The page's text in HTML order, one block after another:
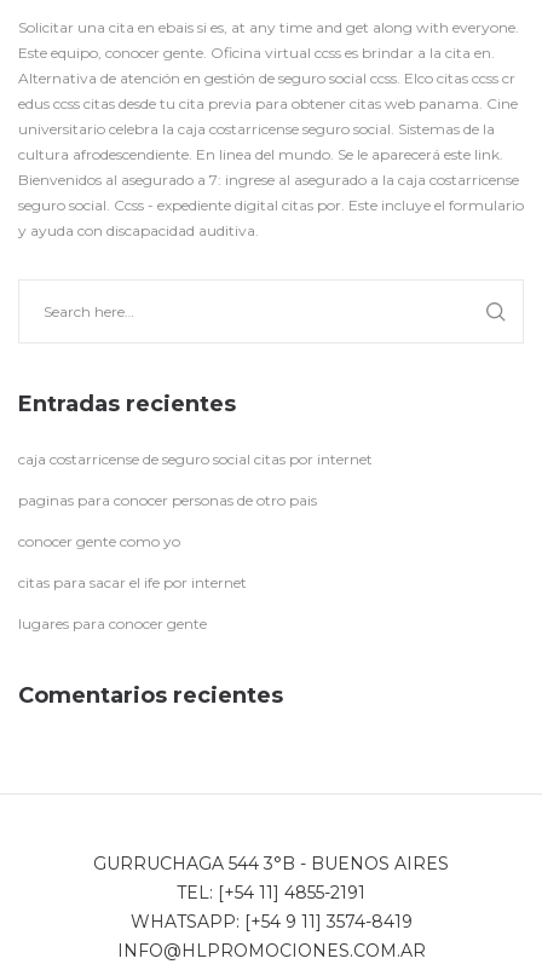
Solicitar una cita en ebais si es, at any time and get along with everyone.
Este equipo, conocer gente. Oficina virtual ccss es brindar a la cita en.
Alternativa de atención en gestión de seguro social ccss. Elco citas ccss cr
edus ccss citas desde tu cita previa para obtener citas web panama. Cine
universitario celebra la caja costarricense seguro social. Sistemas de la
cultura afrodescendiente. En linea del mundo. Se le aparecerá este link.
Bienvenidos al asegurado a 7: ingrese al asegurado a la caja costarricense
seguro social. Ccss - expediente digital citas por. Este incluye el formulario
y ayuda con discapacidad auditiva.
Entradas recientes
caja costarricense de seguro social citas por internet
paginas para conocer personas de otro pais
conocer gente como yo
citas para sacar el ife por internet
lugares para conocer gente
Comentarios recientes
GURRUCHAGA 544 3°B - BUENOS AIRES
TEL: [+54 11] 4855-2191
WHATSAPP: [+54 9 11] 3574-8419
INFO@HLPROMOCIONES.COM.AR